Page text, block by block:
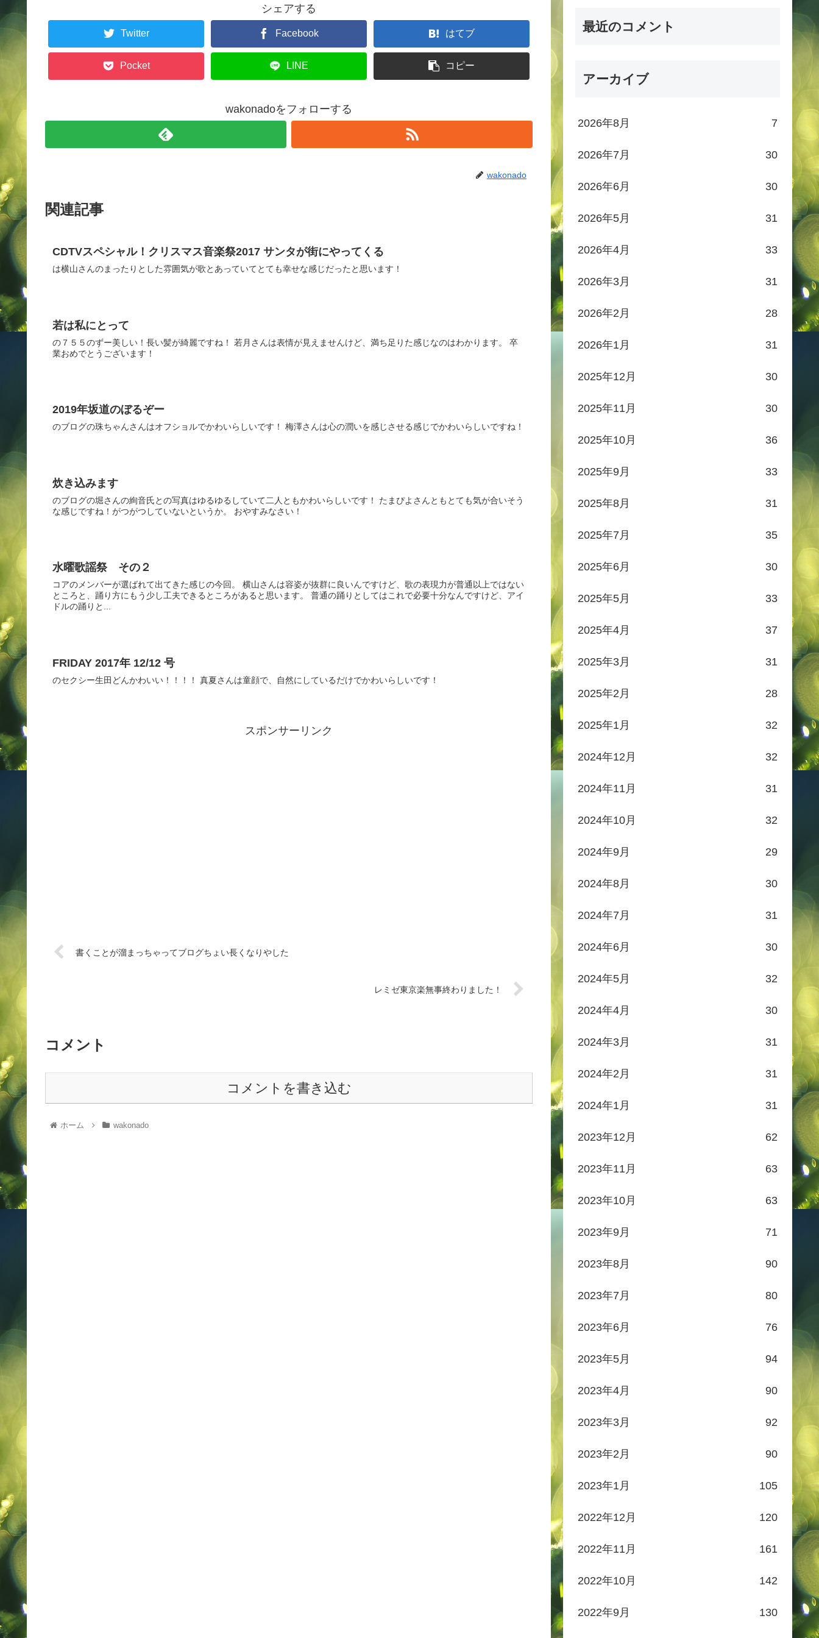
シェアする
Twitter Facebook はてブ
Pocket LINE コピー
wakonadoをフォローする
wakonado
関連記事
CDTVスペシャル！クリスマス音楽祭2017 サンタが街にやってくる
は横山さんのまったりとした雰囲気が歌とあっていてとても幸せな感じだったと思います！
若は私にとって
の７５５のずー美しい！長い髪が綺麗ですね！ 若月さんは表情が見えませんけど、満ち足りた感じなのはわかります。 卒
業おめでとうございます！
2019年坂道のぼるぞー
のブログの珠ちゃんさんはオフショルでかわいらしいです！ 梅澤さんは心の潤いを感じさせる感じでかわいらしいですね！
炊き込みます
のブログの堀さんの絢音氏との写真はゆるゆるしていて二人ともかわいらしいです！ たまぴよさんともとても気が合いそう
な感じですね！がつがつしていないというか。 おやすみなさい！
水曜歌謡祭 その２
コアのメンバーが選ばれて出てきた感じの今回。 横山さんは容姿が抜群に良いんですけど、歌の表現力が普通以上ではない
ところと、踊り方にもう少し工夫できるところがあると思います。 普通の踊りとしてはこれで必要十分なんですけど、アイ
ドルの踊りと...
FRIDAY 2017年 12/12 号
のセクシー生田どんかわいい！！！！ 真夏さんは童顔で、自然にしているだけでかわいらしいです！
スポンサーリンク
書くことが溜まっちゃってブログちょい長くなりやした
レミゼ東京楽無事終わりました！
コメント
コメントを書き込む
ホーム wakonado
最近のコメント
アーカイブ
2026年8月 7
2026年7月 30
2026年6月 30
2026年5月 31
2026年4月 33
2026年3月 31
2026年2月 28
2026年1月 31
2025年12月 30
2025年11月 30
2025年10月 36
2025年9月 33
2025年8月 31
2025年7月 35
2025年6月 30
2025年5月 33
2025年4月 37
2025年3月 31
2025年2月 28
2025年1月 32
2024年12月 32
2024年11月 31
2024年10月 32
2024年9月 29
2024年8月 30
2024年7月 31
2024年6月 30
2024年5月 32
2024年4月 30
2024年3月 31
2024年2月 31
2024年1月 31
2023年12月 62
2023年11月 63
2023年10月 63
2023年9月 71
2023年8月 90
2023年7月 80
2023年6月 76
2023年5月 94
2023年4月 90
2023年3月 92
2023年2月 90
2023年1月 105
2022年12月 120
2022年11月 161
2022年10月 142
2022年9月 130